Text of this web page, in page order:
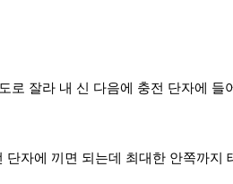
로 잘라 내 신 다음에 충전 단자에 들
단자에 끼면 되는데 최대한 안쪽까지